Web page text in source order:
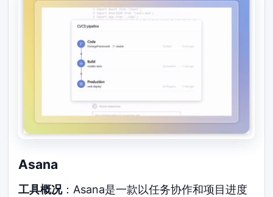
Asana
工具概况：Asana是一款以任务协作和项目进度